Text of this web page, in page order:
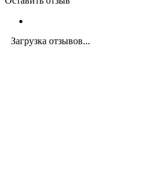
Загрузка отзывов...